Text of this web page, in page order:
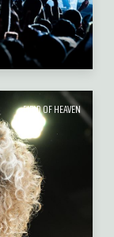
FIELD OF HEAVEN